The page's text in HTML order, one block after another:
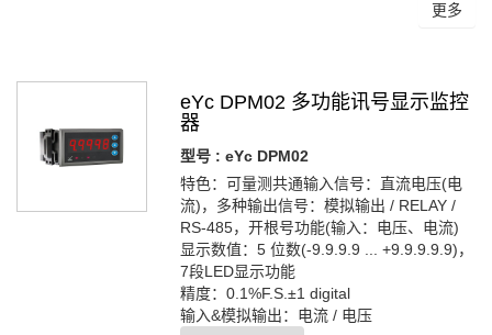
更多
eYc DPM02 多功能讯号显示监控
器
型号 : eYc DPM02
特色：可量测共通输入信号：直流电压(电
流)，多种输出信号：模拟输出 / RELAY /
RS-485，开根号功能(输入：电压、电流)
显示数值：5 位数(-9.9.9.9 ... +9.9.9.9.9)，
7段LED显示功能
精度：0.1%F.S.±1 digital
输入&模拟输出：电流 / 电压